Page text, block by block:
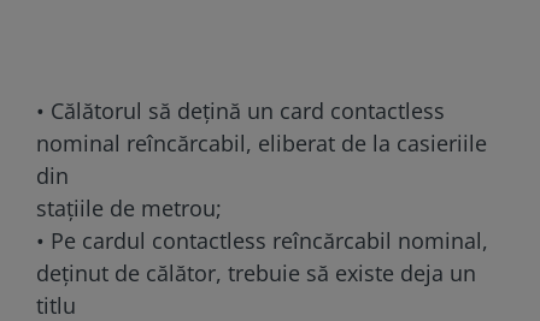
• Călătorul să dețină un card contactless
nominal reîncărcabil, eliberat de la casieriile
din
stațiile de metrou;
• Pe cardul contactless reîncărcabil nominal,
deținut de călător, trebuie să existe deja un
titlu